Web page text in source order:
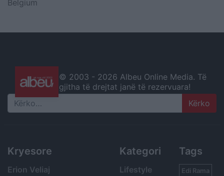
Belgium
© 2003 - 2026 Albeu Online Media. Të
gjitha të drejtat janë të rezervuara!
Search
Kryesore
Erion Veliaj
Kategori
Lifestyle
Tags
Edi Rama